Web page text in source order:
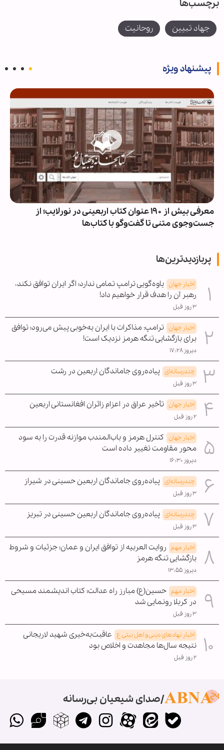
برچسب‌ها
جهاد تبیین روحانیت
پیشنهاد ویژه
معرفی بیش از ۱۹۰ عنوان کتاب اربعینی در نورلایب؛ از
جست‌وجوی متنی تا گفت‌وگو با کتاب‌ها
پربازدیدترین‌ها
اخبار جهان یاوه‌گویی ترامپ تمامی ندارد؛ اگر ایران توافق نکند،
رهبر آن را هدف قرار خواهیم داد!
۳ روز قبل
اخبار جهان ترامپ: مذاکرات با ایران به‌خوبی پیش می‌رود؛ توافق
برای بازگشایی تنگه هرمز نزدیک است!
دیروز ۱۷:۲۸
چندرسانه‌ای پیاده‌روی جاماندگان اربعین در رشت
۳ روز قبل
اخبار جهان تأخیر عراق در اعزام زائران افغانستانی اربعین
۲ روز قبل
اخبار جهان کنترل هرمز و باب‌المندب موازنه قدرت را به سود
محور مقاومت تغییر داده است
دیروز ۱۶:۳۰
چندرسانه‌ای پیاده‌روی جاماندگان اربعین حسینی در شیراز
۳ روز قبل
چندرسانه‌ای پیاده‌روی جاماندگان اربعین حسینی در تبریز
۳ روز قبل
اخبار مهم روایت العربیه از توافق ایران و عمان؛ جزئیات و شروط
بازگشایی تنگه هرمز
دیروز ۱۳:۵۵
اخبار مهم حسین(ع) مبارز راه عدالت؛ کتاب اندیشمند مسیحی
در کربلا رونمایی شد
۳ روز قبل
اخبار نهادهای دینی و اهل بیتی ع عاقبت‌به‌خیری شهید لاریجانی
نتیجه سال‌ها مجاهدت و اخلاص بود
۲ روز قبل
صدای شیعیان بی‌رسانه